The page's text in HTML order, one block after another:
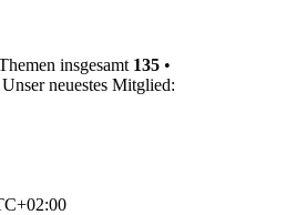
insgesamt 135 •
Unser neuestes Mitglied: